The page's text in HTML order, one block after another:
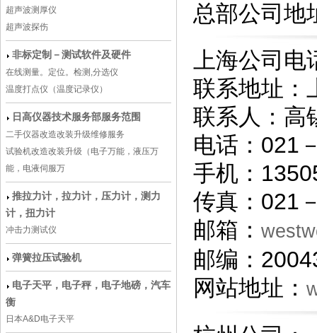
超声波测厚仪
超声波探伤
非标定制－测试软件及硬件
在线测量。定位。检测,分选仪
温度打点仪（温度记录仪）
日高仪器技术服务部服务范围
二手仪器改造改装升级维修服务
试验机改造改装升级（电子万能，液压万
能，电液伺服万
推拉力计，拉力计，压力计，测力
计，扭力计
冲击力测试仪
弹簧拉压试验机
电子天平，电子秤，电子地磅，汽车
衡
日本A&D电子天平
总部公司地
上海公司电
联系地址：
联系人：高
电话：021
手机：
传真：021
邮箱：
邮编：
网站地址：